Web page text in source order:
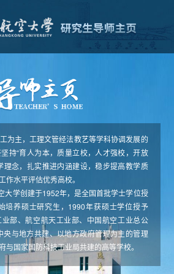
为主，工理文管经法教艺等学科协调发展的
持“育人为本，质量立校，人才强校，开放
理念，扎实推进内涵建设，稳步提高教学质
作水平评估优秀高校。
学创建于1952年，是全国首批学士学位授
培养硕士研究生，1990年获硕士学位授予
部、航空航天工业部、中国航空工业总公
央与地方共建、以地方政府管理为主的管理
与国家国防科技工业局共建的高等学校。